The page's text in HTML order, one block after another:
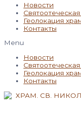
Новости
Геолокация
Контакты
Menu
Новости
Геолокация
Контакты